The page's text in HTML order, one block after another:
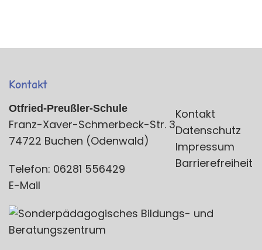
Kontakt
Otfried-Preußler-Schule
Franz-Xaver-Schmerbeck-Str. 3
74722 Buchen (Odenwald)
Telefon: 06281 556429
E-Mail
Kontakt
Datenschutz
Impressum
Barrierefreiheit